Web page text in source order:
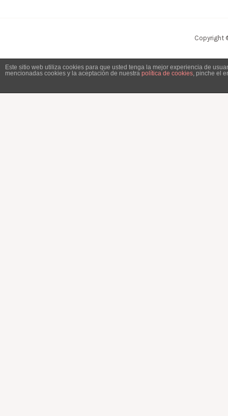
Copyright
Este sitio web utiliza cookies para que usted tenga la mejor experiencia de
mencionadas cookies y la aceptación de nuestra política de cookies , pinche el